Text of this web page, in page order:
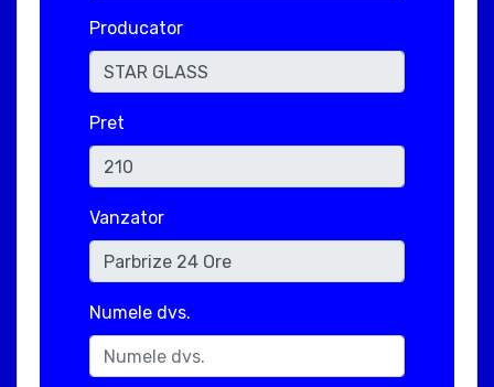
Producator
Pret
Vanzator
Numele dvs.